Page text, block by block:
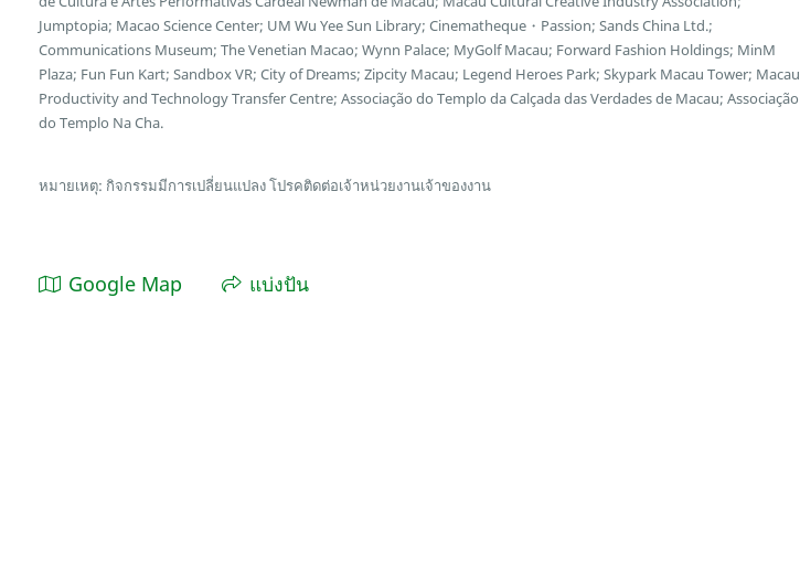
Jumptopia; Macao Science Center; UM Wu Yee Sun Library; Cinematheque・Passion; Sands China Ltd.;
Communications Museum; The Venetian Macao; Wynn Palace; MyGolf Macau; Forward Fashion Holdings; MinM
Plaza; Fun Fun Kart; Sandbox VR; City of Dreams; Zipcity Macau; Legend Heroes Park; Skypark Macau Tower; Macau
Productivity and Technology Transfer Centre; Associação do Templo da Calçada das Verdades de Macau; Associação
do Templo Na Cha.
หมายเหตุ: กิจกรรมมีการเปลี่ยนแปลง โปรคติดต่อเจ้าหน่วยงานเจ้าของงาน
Google Map แบ่งปัน